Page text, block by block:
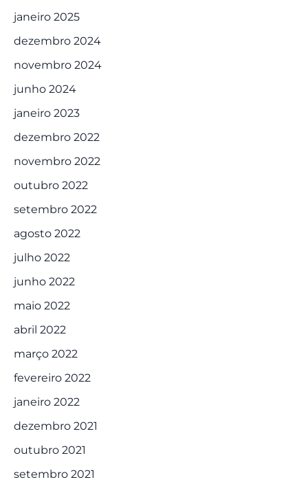
janeiro 2025
dezembro 2024
novembro 2024
junho 2024
janeiro 2023
dezembro 2022
novembro 2022
outubro 2022
setembro 2022
agosto 2022
julho 2022
junho 2022
maio 2022
abril 2022
março 2022
fevereiro 2022
janeiro 2022
dezembro 2021
outubro 2021
setembro 2021